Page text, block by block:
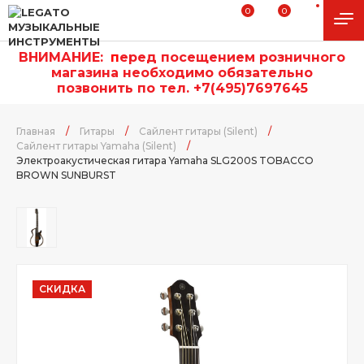
0 0
ВНИМАНИЕ: перед посещением розничного
магазина необходимо обязательно
позвонить по тел. +7(495)7697645
Главная / Гитары / Сайлент гитары (Silent)
/
Сайлент гитары Yamaha (Silent)
/
Электроакустическая гитара Yamaha SLG200S TOBACCO
BROWN SUNBURST
СКИДКА